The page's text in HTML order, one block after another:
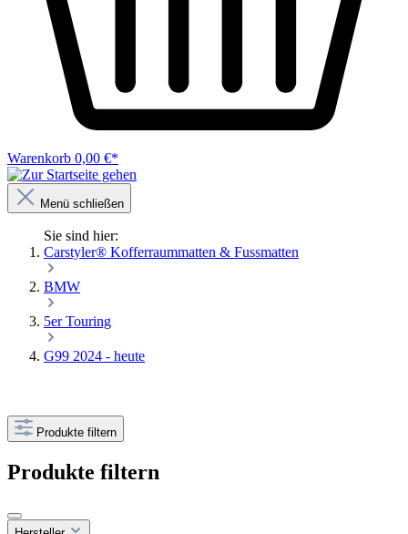
Warenkorb 0,00 €*
Menü schließen
Sie sind hier:
Carstyler® Kofferraummatten & Fussmatten
BMW
5er Touring
G99 2024 - heute
Produkte filtern
Produkte filtern